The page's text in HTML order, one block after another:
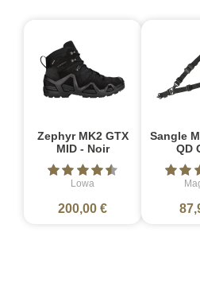
Zephyr MK2 GTX
MID - Noir
Lowa
200,00 €
Sangle
QD